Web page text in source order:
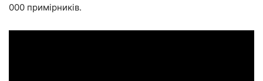
000 примірників.